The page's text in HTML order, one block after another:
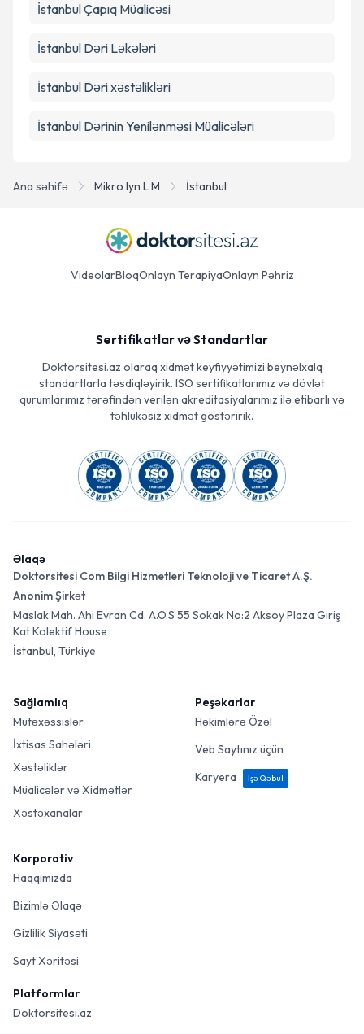
Ana səhifə Mikro Iyn L M İstanbul
İstanbul Çapıq Müalicəsi
İstanbul Dəri Ləkələri
İstanbul Dəri xəstəlikləri
İstanbul Dərinin Yenilənməsi Müalicələri
VideolarBloqOnlayn TerapiyaOnlayn Pəhriz
Sertifikatlar və Standartlar
Doktorsitesi.az olaraq xidmət keyfiyyətimizi beynəlxalq
standartlarla təsdiqləyirik. ISO sertifikatlarımız və dövlət
qurumlarımız tərəfindən verilən akreditasiyalarımız ilə etibarlı və
təhlükəsiz xidmət göstəririk.
Əlaqə
Doktorsitesi Com Bilgi Hizmetleri Teknoloji ve Ticaret A.Ş.
Anonim Şirkət
Maslak Mah. Ahi Evran Cd. A.O.S 55 Sokak No:2 Aksoy Plaza Giriş
Kat Kolektif House
İstanbul, Türkiye
Sağlamlıq
Mütəxəssislər
İxtisas Sahələri
Xəstəliklər
Müalicələr və Xidmətlər
Xəstəxanalar
Peşəkarlar
Həkimlərə Özəl
Veb Saytınız üçün
Karyera
İşə Qəbul
Korporativ
Haqqımızda
Bizimlə Əlaqə
Gizlilik Siyasəti
Sayt Xəritəsi
Platformlar
Doktorsitesi.az